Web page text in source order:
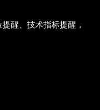
醒、技术指标提醒，